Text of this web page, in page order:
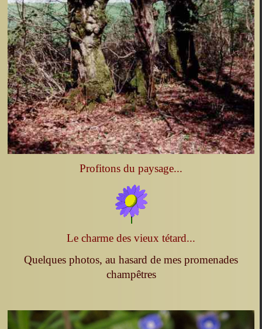
Profitons du paysage...
Le charme des vieux tétard...
Quelques photos, au hasard de mes promenades
champêtres